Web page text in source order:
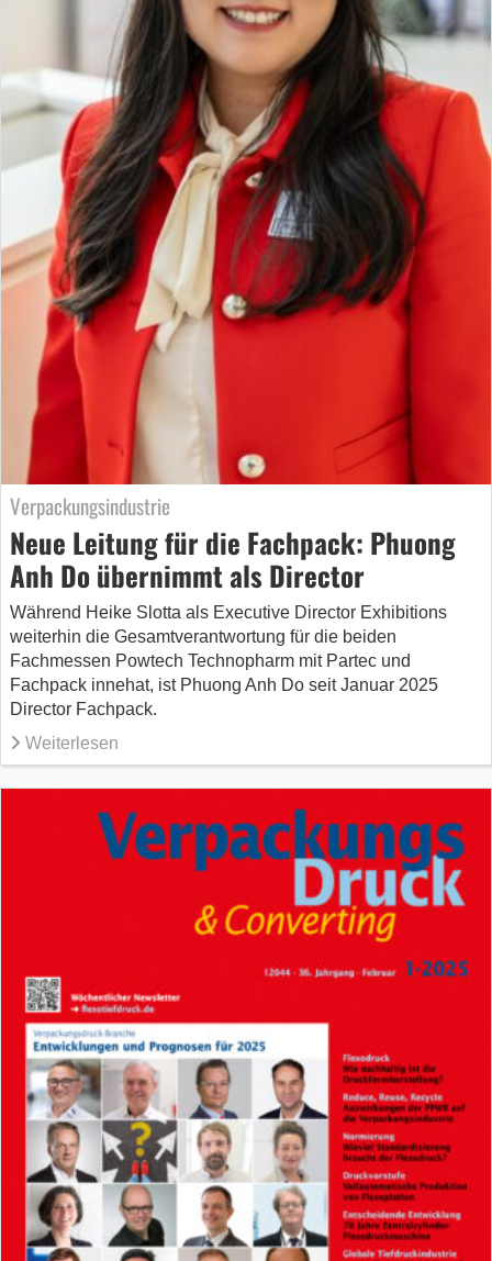
Verpackungsindustrie
Neue Leitung für die Fachpack: Phuong
Anh Do übernimmt als Director
Während Heike Slotta als Executive Director Exhibitions
weiterhin die Gesamtverantwortung für die beiden
Fachmessen Powtech Technopharm mit Partec und
Fachpack innehat, ist Phuong Anh Do seit Januar 2025
Director Fachpack.
Weiterlesen